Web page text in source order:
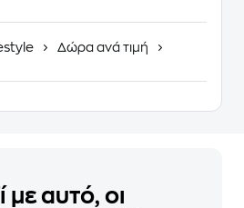
Δώρα ανά τιμή
με αυτό, οι